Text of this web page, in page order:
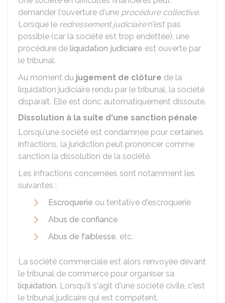
demander l'ouverture d'une procédure collective.
Lorsque le redressement judiciairen'est pas
possible (car la société est trop endettée), une
procédure de liquidation judiciaire est ouverte par
le tribunal.
Au moment du jugement de clôture de la
liquidation judiciaire rendu par le tribunal, la société
disparait. Elle est donc automatiquement dissoute.
Dissolution à la suite d'une sanction pénale
Lorsqu'une société est condamnée pour certaines
infractions, la juridiction peut prononcer comme
sanction la dissolution de la société.
Les infractions concernées sont notamment les
suivantes :
Escroquerie ou tentative d'escroquerie
Abus de confiance
Abus de faiblesse, etc.
La société commerciale est alors renvoyée devant
le tribunal de commerce pour organiser sa
liquidation. Lorsqu'il s'agit d'une société civile, c'est
le tribunal judicaire qui est compétent.